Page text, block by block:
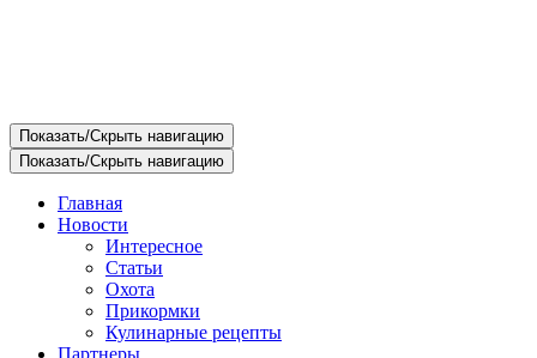
Показать/Скрыть навигацию
Показать/Скрыть навигацию
Главная
Новости
Интересное
Статьи
Охота
Прикормки
Кулинарные рецепты
Партнеры